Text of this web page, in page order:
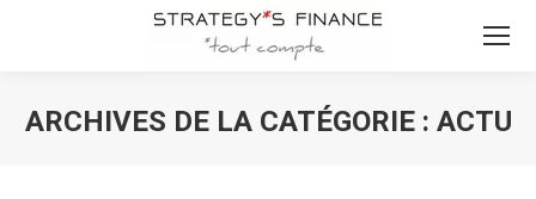
ARCHIVES DE LA CATÉGORIE : ACTU